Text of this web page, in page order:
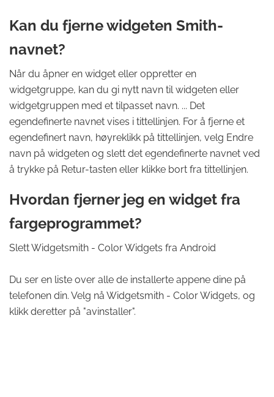
Kan du fjerne widgeten Smith-
navnet?
Når du åpner en widget eller oppretter en
widgetgruppe, kan du gi nytt navn til widgeten eller
widgetgruppen med et tilpasset navn. ... Det
egendefinerte navnet vises i tittellinjen. For å fjerne et
egendefinert navn, høyreklikk på tittellinjen, velg Endre
navn på widgeten og slett det egendefinerte navnet ved
å trykke på Retur-tasten eller klikke bort fra tittellinjen.
Hvordan fjerner jeg en widget fra
fargeprogrammet?
Slett Widgetsmith - Color Widgets fra Android
Du ser en liste over alle de installerte appene dine på
telefonen din. Velg nå Widgetsmith - Color Widgets, og
klikk deretter på "avinstaller".